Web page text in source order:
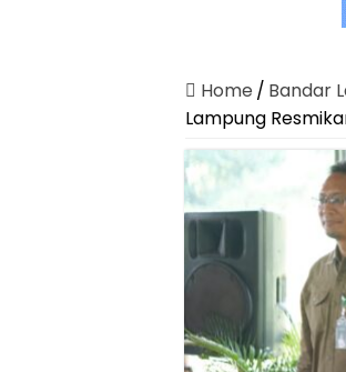
Home / Bandar
Lampung